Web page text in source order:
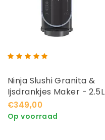
Ninja Slushi Granita &
Ijsdrankjes Maker - 2.5L
- FS301EU
€349,00
Op voorraad